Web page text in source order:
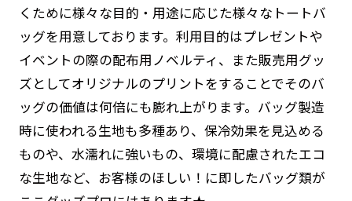
くために様々な目的・用途に応じた様々なトートバ
ッグを用意しております。利用目的はプレゼントや
イベントの際の配布用ノベルティ、また販売用グッ
ズとしてオリジナルのプリントをすることでそのバ
ッグの価値は何倍にも膨れ上がります。バッグ製造
時に使われる生地も多種あり、保冷効果を見込める
ものや、水濡れに強いもの、環境に配慮されたエコ
な生地など、お客様のほしい！に即したバッグ類が
ジャンボ(90x270)
遠くからでも視認しやすいジャンボサイズです。
駐車場などのスペースに余裕がある場所で大々的
に宣伝できます。
4mまたは5mのポールが必要です。
ジャンボ(270x90)
駐車場などのスペースに余裕がある場所で大々的
に宣伝できます。
4mまたは5mのポールが必要です。
る場所でのぼり旗を使用する際に推奨されてい
ます。防炎加工によってのぼり旗が炎に触れても
燃えにくくなります。（燃えるというより溶け
るに近くなるイメージ）一般的な方法は、旗の
素材に特殊な化学薬品を使用して延焼を抑えま
す。
お急ぎ［ +330円 ］